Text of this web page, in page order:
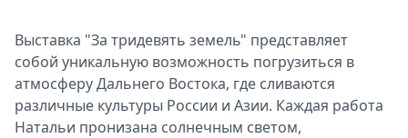
Выставка "За тридевять земель" представляет
собой уникальную возможность погрузиться в
атмосферу Дальнего Востока, где сливаются
различные культуры России и Азии. Каждая работа
Натальи пронизана солнечным светом,